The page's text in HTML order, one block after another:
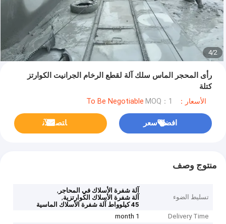
2
/
4
رأى المحجر الماس سلك آلة لقطع الرخام الجرانيت الكوارتز
كتلة
الأسعار：To Be Negotiable MOQ：1
افضل سعر ﺎﺘﺼﻟ ﺍﻶﻧ
منتوج وصف
تسليط الضوء
آلة شفرة الأسلاك في المحاجر ,
آلة شفرة الأسلاك الكوارتزية,
45 كيلوواط آلة شفرة الأسلاك الماسية
Delivery Time
1 month